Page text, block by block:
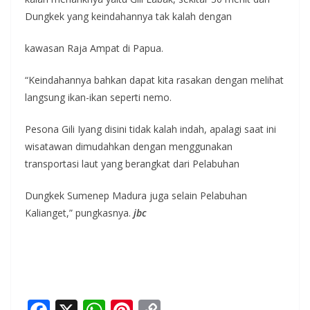
Dungkek yang keindahannya tak kalah dengan
kawasan Raja Ampat di Papua.
“Keindahannya bahkan dapat kita rasakan dengan melihat
langsung ikan-ikan seperti nemo.
Pesona Gili Iyang disini tidak kalah indah, apalagi saat ini
wisatawan dimudahkan dengan menggunakan
transportasi laut yang berangkat dari Pelabuhan
Dungkek Sumenep Madura juga selain Pelabuhan
Kalianget,” pungkasnya. jbc